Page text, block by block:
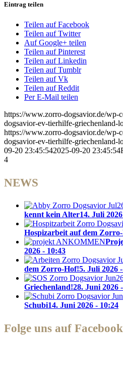
Eintrag teilen
Teilen auf Facebook
Teilen auf Twitter
Auf Google+ teilen
Teilen auf Pinterest
Teilen auf Linkedin
Teilen auf Tumblr
Teilen auf Vk
Teilen auf Reddit
Per E-Mail teilen
https://www.zorro-dogsavior.de/wp-
dogsavior-ev-tierhilfe-griechenland-
https://www.zorro-dogsavior.de/wp-
dogsavior-ev-tierhilfe-griechenland-
09-20 23:45:542025-09-20 23:45:54
4
NEWS
kennt kein Alter14. Juli
Hospizarbeit auf dem
2026 - 10:43
dem Zorro-Hof!5. Juli 2026
Griechenland!28. Juni 2026
Schubi14. Juni 2026 - 10:24
Folge uns auf Facebook